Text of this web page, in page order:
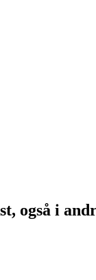
også i